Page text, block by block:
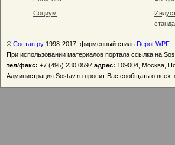
Социум
© Состав.ру 1998-2017, фирменный стиль Depot WPF
При использовании материалов портала ссылка на
тел/факс: +7 (495) 230 0597 адрес: 109004, Москва,
Администрация Sostav.ru просит Вас сообщать о всех